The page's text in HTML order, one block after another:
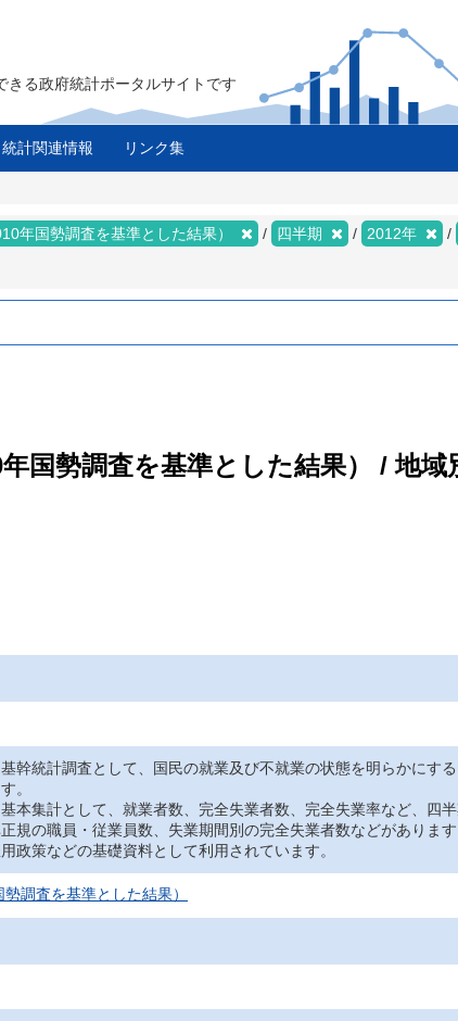
きる政府統計ポータルサイトです
統計関連情報 リンク集
年国勢調査を基準とした結果） 四半期 2012年
国勢調査を基準とした結果） / 地
幹統計調査として、国民の就業及び不就業の状態を明らかにす
。
本集計として、就業者数、完全失業者数、完全失業率など、四
規の職員・従業員数、失業期間別の完全失業者数などがあります
政策などの基礎資料として利用されています。
調査を基準とした結果）